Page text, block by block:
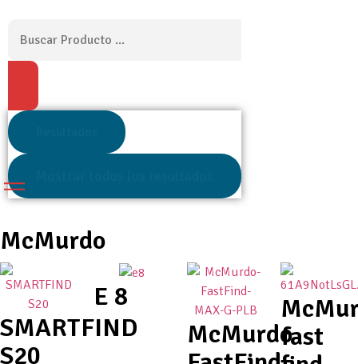
McMurdo
SMARTFIND
S20
E 8
McMurdofast